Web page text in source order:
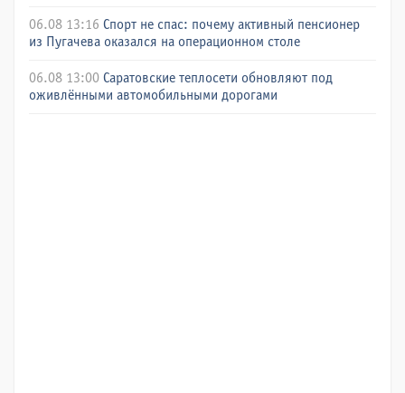
06.08 13:16 Спорт не спас: почему активный пенсионер
из Пугачева оказался на операционном столе
06.08 13:00 Саратовские теплосети обновляют под
оживлёнными автомобильными дорогами